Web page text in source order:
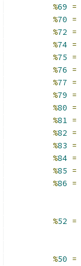
%69 =
%70 =
%72 =
%74 =
%75 =
%76 =
%77 =
%79 =
%80 =
%81 =
%82 =
%83 =
%84 =
%85 =
%86 =
%52 =
%50 =